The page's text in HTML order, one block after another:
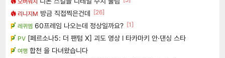
리니지M 방금 직접찍은건데 [26]
레퀴엠 60프레임 나오는데 정상일까요? [1]
PV [페르소나5: 더 팬텀 X] 괴도 영상 l 타카마키 안·댄싱 스타
여행 합천 을 다녀왔습니다